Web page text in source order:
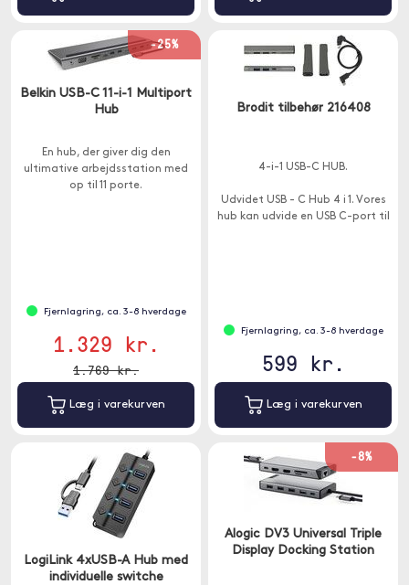
-25%
Belkin USB-C 11-i-1 Multiport
Hub
En hub, der giver dig den
ultimative arbejdsstation med
op til 11 porte.
Fjernlagring, ca. 3-8 hverdage
1.329 kr.
1.769 kr.
Læg i varekurven
Brodit tilbehør 216408
4-i-1 USB-C HUB.
Udvidet USB - C Hub 4 i 1. Vores
hub kan udvide en USB C-port til
Fjernlagring, ca. 3-8 hverdage
599 kr.
Læg i varekurven
LogiLink 4xUSB-A Hub med
individuelle switche
-8%
Alogic DV3 Universal Triple
Display Docking Station